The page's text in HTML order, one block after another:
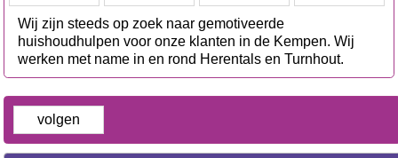
Wij zijn steeds op zoek naar gemotiveerde
huishoudhulpen voor onze klanten in de Kempen. Wij
werken met name in en rond Herentals en Turnhout.
volgen